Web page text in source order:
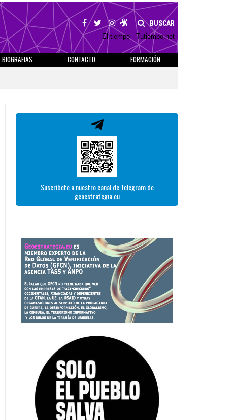
BUSCAR
El tiempo - Tutiempo.net
BIOGRAFIAS CONTACTO
FORMACIÓN
Suscríbete a nuestro canal de Telegram de
geoestrategia.eu